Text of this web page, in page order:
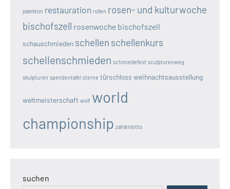
plankton restauration rollen rosen- und kulturwoche
bischofszell rosenwoche bischofszell
schauschmieden schellen schellenkurs
schellenschmieden schmiedefest sculpturenweg
skulpturen spendentafel sterne türschloss weihnachtsausstellung
weltmeisterschaft wolf world
championship zahlenlotto
suchen